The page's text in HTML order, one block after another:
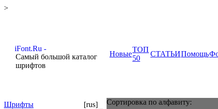
>
Самый большой каталог
шрифтов
Новые
ТОП
50
СТАТЬИПомощь
Шрифты
[rus]
Сортировка по алфавиту: